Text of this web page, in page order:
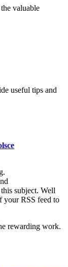
valuable
useful tips and
subject. Well
your RSS feed to
rewarding work.